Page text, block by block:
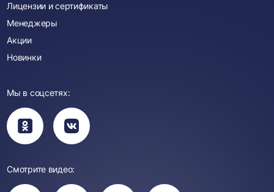
Лицензии и сертификаты
Менеджеры
Акции
Новинки
Мы в соцсетях:
Вы
перейдете
в
группу
Вы
перейдете
в
группу
Смотрите видео:
Вы